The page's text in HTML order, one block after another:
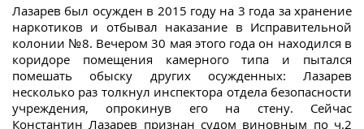
Лазарев был осужден в 2015 году на 3 года за хранение
наркотиков и отбывал наказание в Исправительной
колонии №8. Вечером 30 мая этого года он находился в
коридоре помещения камерного типа и пытался
помешать обыску других осужденных: Лазарев
несколько раз толкнул инспектора отдела безопасности
учреждения, опрокинув его на стену. Сейчас
Константин Лазарев признан судом виновным по ч.2